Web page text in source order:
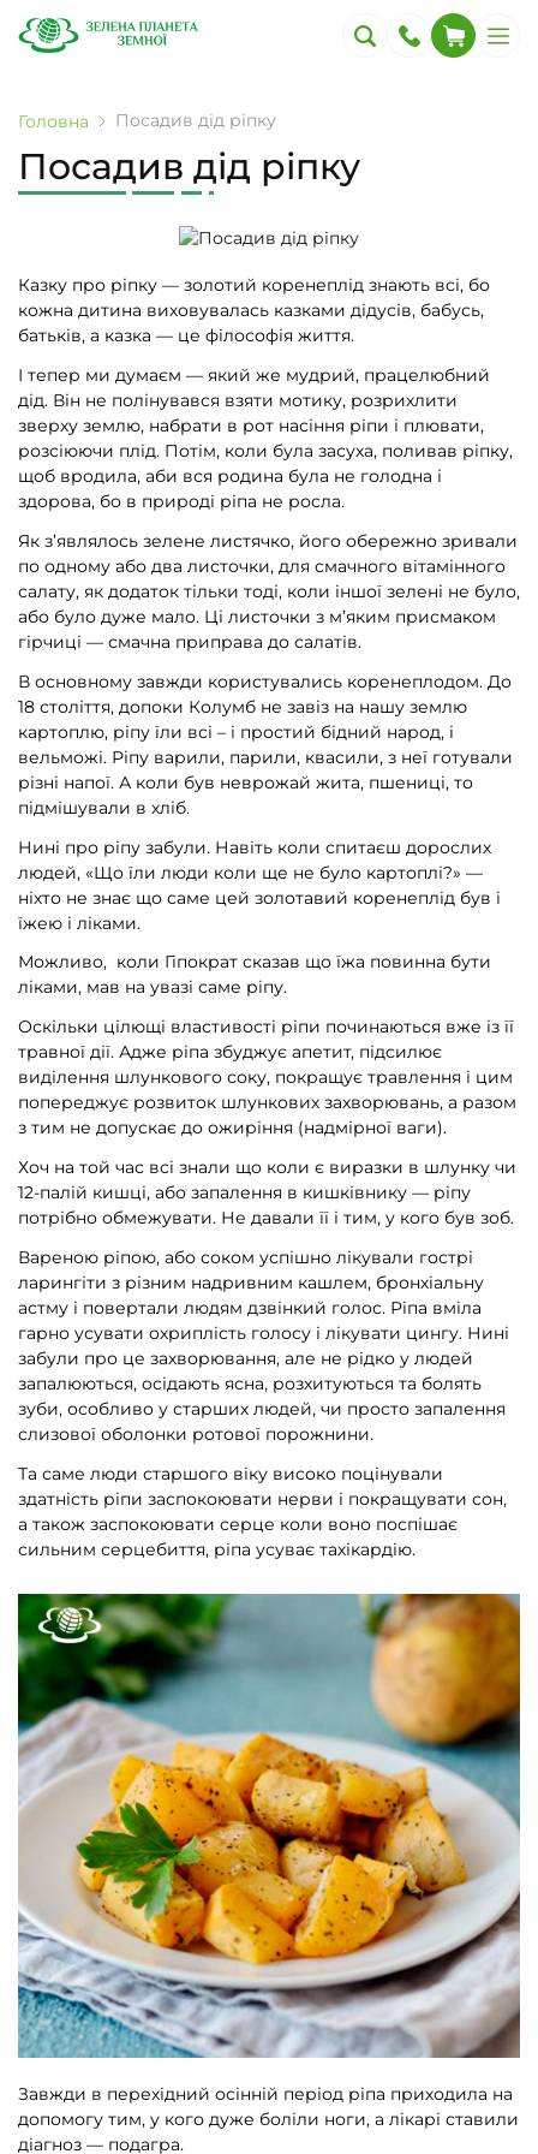
Головна Посадив дід ріпку
Посадив дід ріпку
Казку про ріпку — золотий коренеплід знають всі, бо
кожна дитина виховувалась казками дідусів, бабусь,
батьків, а казка — це філософія життя.
І тепер ми думаєм — який же мудрий, працелюбний
дід. Він не полінувався взяти мотику, розрихлити
зверху землю, набрати в рот насіння ріпи і плювати,
розсіюючи плід. Потім, коли була засуха, поливав ріпку,
щоб вродила, аби вся родина була не голодна і
здорова, бо в природі ріпа не росла.
Як з’являлось зелене листячко, його обережно зривали
по одному або два листочки, для смачного вітамінного
салату, як додаток тільки тоді, коли іншої зелені не було,
або було дуже мало. Ці листочки з м’яким присмаком
гірчиці — смачна приправа до салатів.
В основному завжди користувались коренеплодом. До
18 століття, допоки Колумб не завіз на нашу землю
картоплю, ріпу їли всі – і простий бідний народ, і
вельможі. Ріпу варили, парили, квасили, з неї готували
різні напої. А коли був неврожай жита, пшениці, то
підмішували в хліб.
Нині про ріпу забули. Навіть коли спитаєш дорослих
людей, «Що їли люди коли ще не було картоплі?» —
ніхто не знає що саме цей золотавий коренеплід був і
їжею і ліками.
Можливо, коли Гіпократ сказав що їжа повинна бути
ліками, мав на увазі саме ріпу.
Оскільки цілющі властивості ріпи починаються вже із її
травної дії. Адже ріпа збуджує апетит, підсилює
виділення шлункового соку, покращує травлення і цим
попереджує розвиток шлункових захворювань, а разом
з тим не допускає до ожиріння (надмірної ваги).
Хоч на той час всі знали що коли є виразки в шлунку чи
12-палій кишці, або запалення в кишківнику — ріпу
потрібно обмежувати. Не давали її і тим, у кого був зоб.
Вареною ріпою, або соком успішно лікували гострі
ларингіти з різним надривним кашлем, бронхіальну
астму і повертали людям дзвінкий голос. Ріпа вміла
гарно усувати охриплість голосу і лікувати цингу. Нині
забули про це захворювання, але не рідко у людей
запалюються, осідають ясна, розхитуються та болять
зуби, особливо у старших людей, чи просто запалення
слизової оболонки ротової порожнини.
Та саме люди старшого віку високо поцінували
здатність ріпи заспокоювати нерви і покращувати сон,
а також заспокоювати серце коли воно поспішає
сильним серцебиття, ріпа усуває тахікардію.
Завжди в перехідний осінній період ріпа приходила на
допомогу тим, у кого дуже боліли ноги, а лікарі ставили
діагноз — подагра.